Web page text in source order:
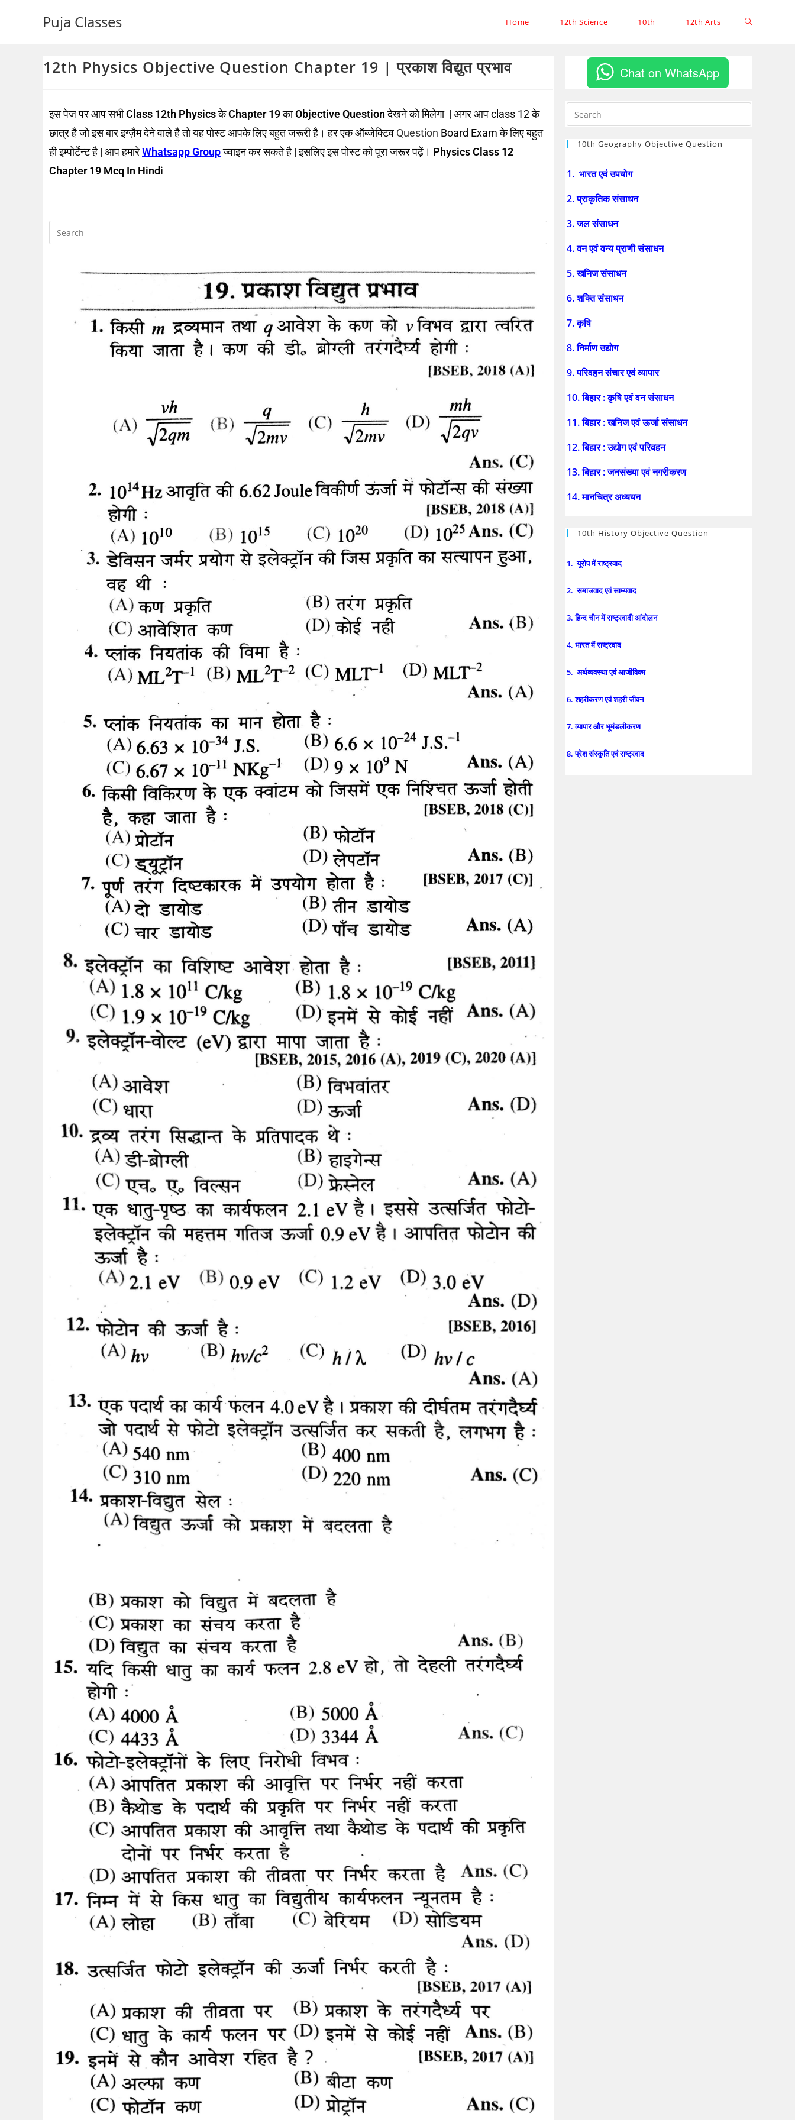
Puja Classes Home 12th Science 10th 12th Arts
12th Physics Objective Question Chapter 19 | प्रकाश विद्युत प्रभाव
इस पेज पर आप सभीClass 12th PhysicsकेChapter 19काObjective Questionदेखने को मिलेगा | अगर आप class 12 के
छात्र है जो इस बार इग्ज़ैम देने वाले है तो यह पोस्ट आपके लिए बहुत जरूरी है। हर एक ऑब्जेक्टिव Question Board Exam के लिए बहुत
ही इम्पोर्टेन्ट है | आप हमारेWhatsapp Groupज्वाइन कर सकते है | इसलिए इस पोस्ट को पूरा जरूर पढ़ें। Physics Class 12
Chapter 19 Mcq In Hindi
Chat on WhatsApp
10th Geography Objective Question
1. भारत एवं उपयोग
2. प्राकृतिक संसाधन
3. जल संसाधन
4. वन एवं वन्य प्राणी संसाधन
5. खनिज संसाधन
6. शक्ति संसाधन
7. कृषि
8. निर्माण उद्योग
9. परिवहन संचार एवं व्यापार
10. बिहार : कृषि एवं वन संसाधन
11. बिहार : खनिज एवं ऊर्जा संसाधन
12. बिहार : उद्योग एवं परिवहन
13. बिहार : जनसंख्या एवं नगरीकरण
14. मानचित्र अध्ययन
10th History Objective Question
1. यूरोप में राष्ट्रवाद
2. समाजवाद एवं साम्यवाद
3. हिन्द चीन में राष्ट्रवादी आंदोलन
4. भारत में राष्ट्रवाद
5. अर्थव्यवस्था एवं आजीविका
6. शहरीकरण एवं शहरी जीवन
7. व्यापार और भूमंडलीकरण
8. प्रेश संस्कृति एवं राष्ट्रवाद